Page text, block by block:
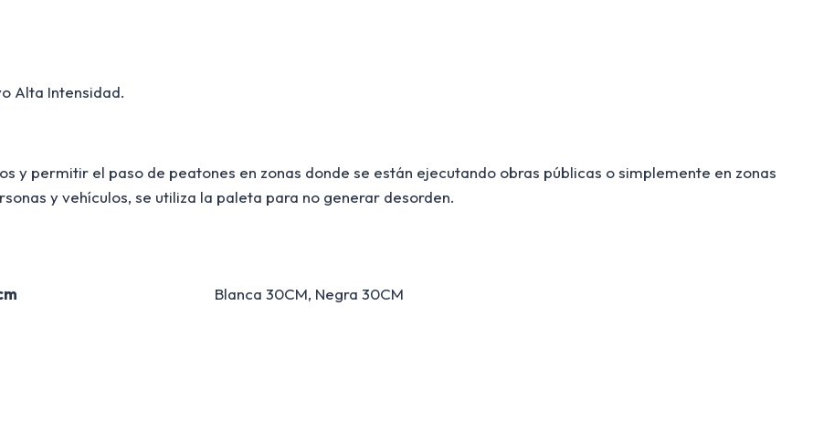
Alta Intensidad.
y permitir el paso de peatones en zonas donde se están ejecutando obras públicas o simplemente en zonas
y vehículos, se utiliza la paleta para no generar desorden.
Blanca 30CM, Negra 30CM